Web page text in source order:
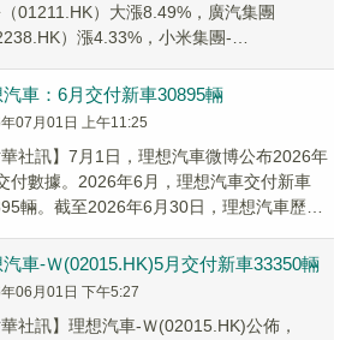
01211.HK）大漲8.49%，廣汽集團
）漲4.33%，小米集團-
車：6月交付新車30895輛
07月01日 上午11:25
華社訊】7月1日，理想汽車微博公布2026年
付數據。2026年6月，理想汽車交付新車
輛。截至2026年6月30日，理想汽車歷史
車-Ｗ(02015.HK)5月交付新車33350輛
06月01日 下午5:27
華社訊】理想汽車-Ｗ(02015.HK)公佈，